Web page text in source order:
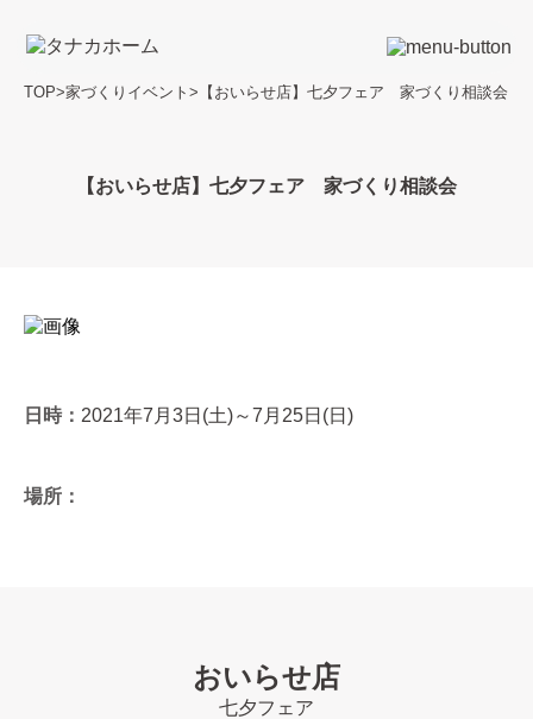
TOP>家づくりイベント > 【おいらせ店】七夕フェア 家づくり相談会
【おいらせ店】七夕フェア 家づくり相談会
日時： 2021年7月3日(土)～7月25日(日)
場所：
おいらせ店
七夕フェア